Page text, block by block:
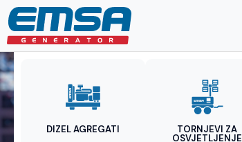
DIZEL AGREGATI TORNJEVI ZA
OSVJETLJENJE